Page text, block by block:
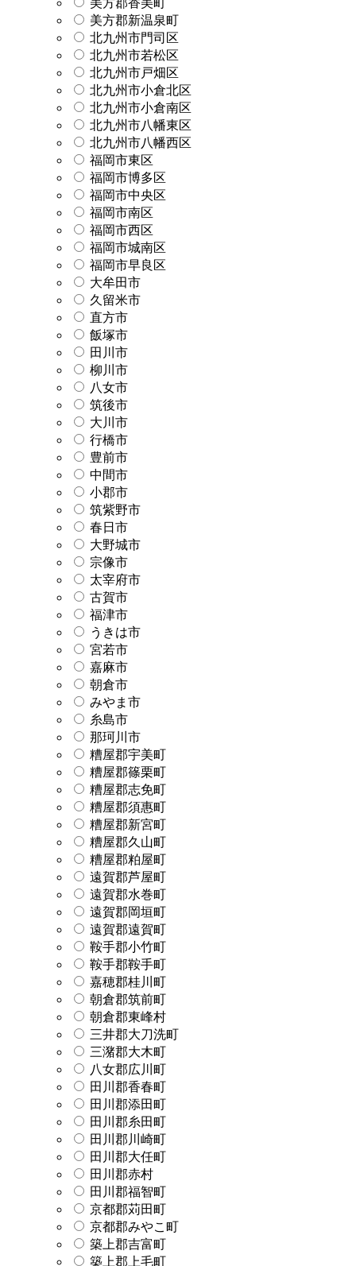
美方郡新温泉町
北九州市門司区
北九州市若松区
北九州市戸畑区
北九州市小倉北区
北九州市小倉南区
北九州市八幡東区
北九州市八幡西区
福岡市東区
福岡市博多区
福岡市中央区
福岡市南区
福岡市西区
福岡市城南区
福岡市早良区
大牟田市
久留米市
直方市
飯塚市
田川市
柳川市
八女市
筑後市
大川市
行橋市
豊前市
中間市
小郡市
筑紫野市
春日市
大野城市
宗像市
太宰府市
古賀市
福津市
うきは市
宮若市
嘉麻市
朝倉市
みやま市
糸島市
那珂川市
糟屋郡宇美町
糟屋郡篠栗町
糟屋郡志免町
糟屋郡須惠町
糟屋郡新宮町
糟屋郡久山町
糟屋郡粕屋町
遠賀郡芦屋町
遠賀郡水巻町
遠賀郡岡垣町
遠賀郡遠賀町
鞍手郡小竹町
鞍手郡鞍手町
嘉穂郡桂川町
朝倉郡筑前町
朝倉郡東峰村
三井郡大刀洗町
三潴郡大木町
八女郡広川町
田川郡香春町
田川郡添田町
田川郡糸田町
田川郡川崎町
田川郡大任町
田川郡赤村
田川郡福智町
京都郡苅田町
京都郡みやこ町
築上郡吉富町
築上郡上毛町